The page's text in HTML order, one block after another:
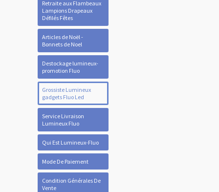
Retraite aux Flambeaux
Lampions Drapeaux
Défilés Fêtes
Articles de Noël -
Bonnets de Noel
Destockage lumineux-
promotion Fluo
Grossiste Lumineux
gadgets Fluo Led
Service Livraison
Lumineux Fluo
Qui Est Lumineux-Fluo
Mode De Paiement
Condition Générales De
Vente